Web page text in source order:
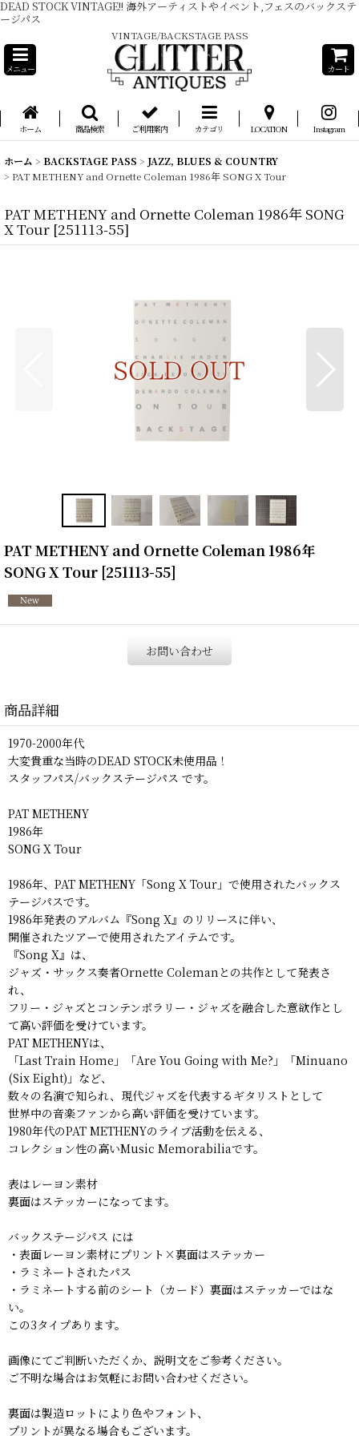
DEAD STOCK VINTAGE!! 海外アーティストやイベント,フェスのバックステ
ージパス
VINTAGE/BACKSTAGE PASS
メニュー カート
ホーム 商品検索 ご利用案内 カテゴリ LOCATION Instagram
ホーム > BACKSTAGE PASS > JAZZ, BLUES & COUNTRY
> PAT METHENY and Ornette Coleman 1986年 SONG X Tour
PAT METHENY and Ornette Coleman 1986年 SONG
X Tour [251113-55]
PAT METHENY and Ornette Coleman 1986年
SONG X Tour [251113-55]
お問い合わせ
商品詳細
1970-2000年代
大変貴重な当時のDEAD STOCK未使用品！
スタッフパス/バックステージパス です。
PAT METHENY
1986年
SONG X Tour
1986年、PAT METHENY「Song X Tour」で使用されたバックス
テージパスです。
1986年発表のアルバム『Song X』のリリースに伴い、
開催されたツアーで使用されたアイテムです。
『Song X』は、
ジャズ・サックス奏者Ornette Colemanとの共作として発表さ
れ、
フリー・ジャズとコンテンポラリー・ジャズを融合した意欲作とし
て高い評価を受けています。
PAT METHENYは、
「Last Train Home」「Are You Going with Me?」「Minuano
(Six Eight)」など、
数々の名演で知られ、現代ジャズを代表するギタリストとして
世界中の音楽ファンから高い評価を受けています。
1980年代のPAT METHENYのライブ活動を伝える、
コレクション性の高いMusic Memorabiliaです。
表はレーヨン素材
裏面はステッカーになってます。
バックステージパス には
・表面レーヨン素材にプリント×裏面はステッカー
・ラミネートされたパス
・ラミネートする前のシート（カード）裏面はステッカーではな
い。
この3タイプあります。
画像にてご判断いただくか、説明文をご参考ください。
ご不明な場合はお気軽にお問い合わせください。
裏面は製造ロットにより色やフォント、
プリントが異なる場合もございます。